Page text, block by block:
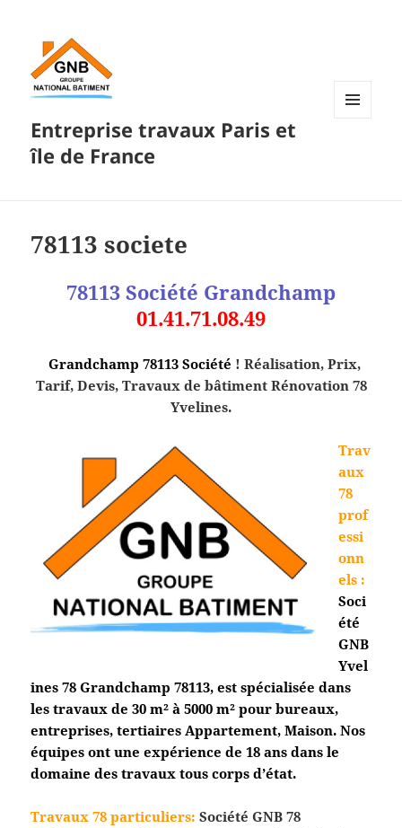
Entreprise travaux Paris et
île de France
78113 societe
78113 Société Grandchamp
01.41.71.08.49
Grandchamp 78113 Société ! Réalisation, Prix,
Tarif, Devis, Travaux de bâtiment Rénovation 78
Yvelines.
Trav
aux
78
prof
essi
onn
els :
Soci
été
GNB
Yvel
ines 78 Grandchamp78113, est spécialisée dans
les travaux de 30 m² à 5000 m² pour bureaux,
entreprises, tertiaires Appartement, Maison. Nos
équipes ont une expérience de 18 ans dans le
domaine des travaux tous corps d’état.
Travaux 78 particuliers: Société GNB 78